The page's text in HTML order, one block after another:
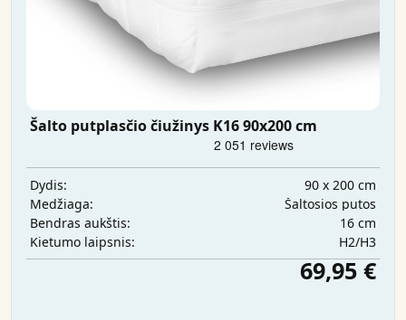
Šalto putplasčio čiužinys K16 90x200 cm
Dydis:
90 x 200 cm
Medžiaga:
Šaltosios putos
Bendras aukštis:
16 cm
Kietumo laipsnis:
H2/H3
69,95 €